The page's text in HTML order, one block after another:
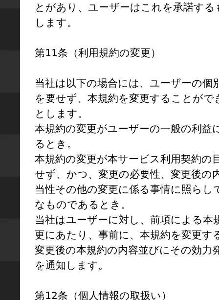
とがあり、ユーザーはこれを承諾する
します。
第11条（利用規約の変更）
当社は以下の場合には、ユーザーの個
を要せず、本規約を変更することがで
とします。
本規約の変更がユーザーの一般の利益
るとき。
本規約の変更が本サービス利用契約の
せず、かつ、変更の必要性、変更後の
当性その他の変更に係る事情に照らし
なものであるとき。
当社はユーザーに対し、前項による本
更にあたり、事前に、本規約を変更す
変更後の本規約の内容並びにその効力
を通知します。
第12条（個人情報の取扱い）